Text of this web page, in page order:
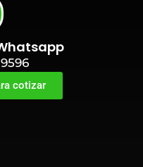
cotizar